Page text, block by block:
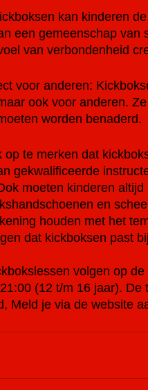
kan kinderen
een gemeenschap van
van verbondenheid
voor anderen:
ook voor anderen.
worden benaderd.
op te merken dat
gekwalificeerde
moeten kinderen
en
houden met het
dat kickboksen past
volgen op
(12 t/m 16 jaar).
Meld je via de website